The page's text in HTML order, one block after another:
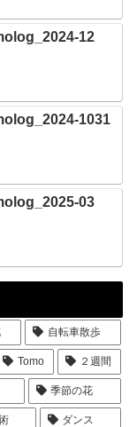
12
1031
03
自転車散歩
Tomo ２週間
季節の花
ダンス